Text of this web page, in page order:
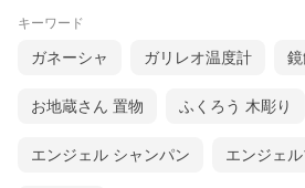
キーワード
ガネーシャ ガリレオ温度計
お地蔵さん 置物 ふくろう 木彫り
エンジェル シャンパン エンジェ